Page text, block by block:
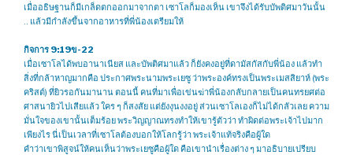
เมื่ออธิษฐานก็มีเกล็ดตกออกมาจากตา เซาโลก็มองเห็น เขาจึงได้รับบัพติศมาวันนั้น
.. แล้วมีกำลังขึ้นจากอาหารที่พี่น้องเตรียมให้
กิจการ 9:19ข-22
เมื่อเซาโลได้พบอานาเนียส และบัพติศมาแล้ว ก็ยังคงอยู่ที่ดามัสกัสกับพี่น้อง แล้วทำ
สิ่งที่กล้าหาญมากคือ ประกาศพระนามพระเยซู ว่าพระองค์ทรงเป็นพระเมสสิยาห์ (พระ
คริสต์) ที่ยิวรอกันมานาน ตอนนี้ คนที่มาเพื่อเข่นฆ่าพี่น้องกลับกลายเป็นคนทรยศต่อ
ศาสนายิวไปเสียแล้ว ใคร ๆ ก็สงสัย แต่ยังงุนงงอยู่ ส่วนเซาโลเองก็ไม่ได้กลัวเลย ความ
มั่นใจของเขานั้นเต็มร้อย พระวิญญาณทรงทำให้เขารู้ตัวว่า ทำผิดต่อพระเจ้าไปมาก
เพียงไร นี่เป็นเวลาที่เซาโลต้องบอกให้โลกรู้ว่า พระเจ้าแท้จริงคือผู้ใด
คำว่าเขาพิสูจน์ให้คนเห็นว่าพระเยซูคือผู้ใด คือเขานำเรื่องต่าง ๆ มาอธิบายเปรียบ